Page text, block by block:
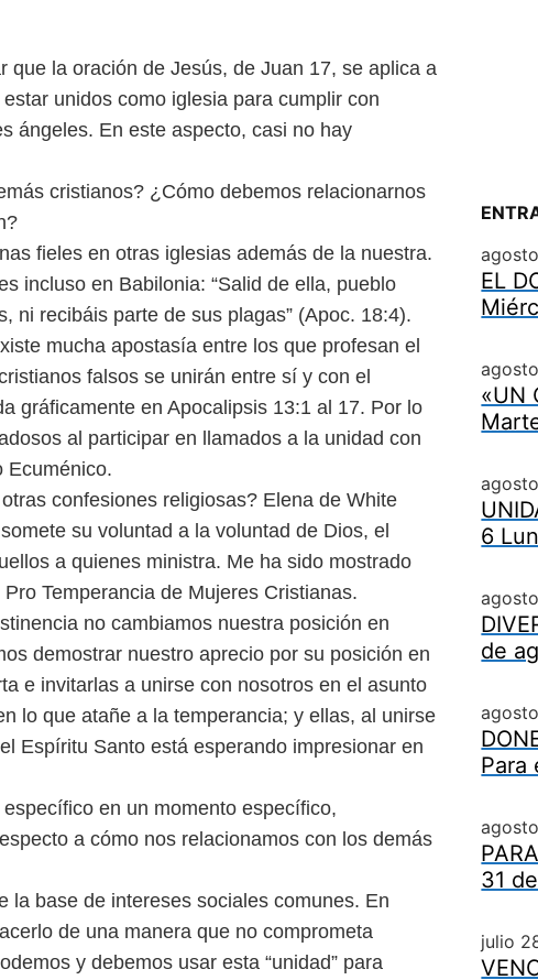
la oración de Jesús, de Juan 17, se aplica a
unidos como iglesia para cumplir con
ángeles. En este aspecto, casi no hay
cristianos? ¿Cómo debemos relacionarnos
fieles en otras iglesias además de la nuestra.
incluso en Babilonia: “Salid de ella, pueblo
ni recibáis parte de sus plagas” (Apoc. 18:4).
mucha apostasía entre los que profesan el
falsos se unirán entre sí y con el
gráficamente en Apocalipsis 13:1 al 17. Por lo
al participar en llamados a la unidad con
Ecuménico.
confesiones religiosas? Elena de White
su voluntad a la voluntad de Dios, el
a quienes ministra. Me ha sido mostrado
Temperancia de Mujeres Cristianas.
no cambiamos nuestra posición en
demostrar nuestro aprecio por su posición en
e invitarlas a unirse con nosotros en el asunto
lo que atañe a la temperancia; y ellas, al unirse
Espíritu Santo está esperando impresionar en
en un momento específico,
a cómo nos relacionamos con los demás
la base de intereses sociales comunes. En
de una manera que no comprometa
y debemos usar esta “unidad” para
EL
«UN
6
de
Para
31
julio